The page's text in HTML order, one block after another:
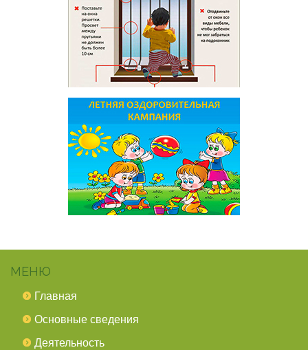
МЕНЮ
Главная
Основные сведения
Деятельность